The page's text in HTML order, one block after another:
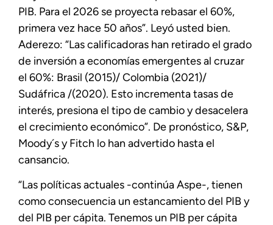
PIB. Para el 2026 se proyecta rebasar el 60%,
primera vez hace 50 años”. Leyó usted bien.
Aderezo: “Las calificadoras han retirado el grado
de inversión a economías emergentes al cruzar
el 60%: Brasil (2015)/ Colombia (2021)/
Sudáfrica /(2020). Esto incrementa tasas de
interés, presiona el tipo de cambio y desacelera
el crecimiento económico”. De pronóstico, S&P,
Moody´s y Fitch lo han advertido hasta el
cansancio.
“Las políticas actuales -continúa Aspe-, tienen
como consecuencia un estancamiento del PIB y
del PIB per cápita. Tenemos un PIB per cápita